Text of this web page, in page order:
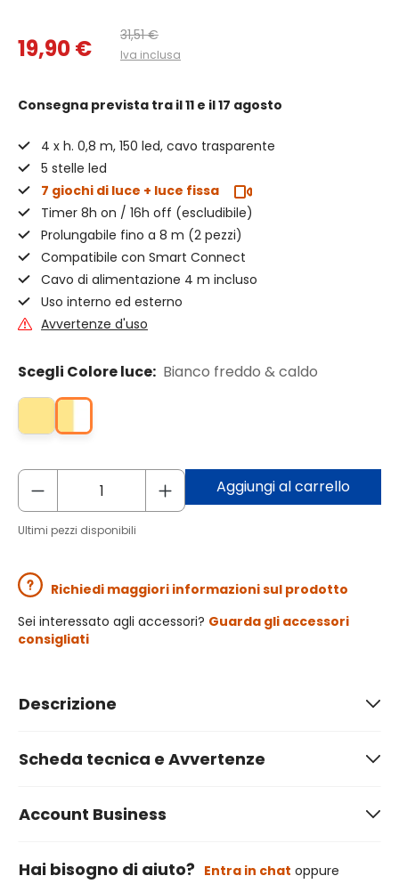
19,90 € 31,51 €
Iva inclusa
Consegna prevista tra il 11 e il 17 agosto
4 x h. 0,8 m, 150 led, cavo trasparente
5 stelle led
7 giochi di luce + luce fissa
Timer 8h on / 16h off (escludibile)
Prolungabile fino a 8 m (2 pezzi)
Compatibile con Smart Connect
Cavo di alimentazione 4 m incluso
Uso interno ed esterno
Avvertenze d'uso
Scegli Colore luce: Bianco freddo & caldo
Aggiungi al carrello
Ultimi pezzi disponibili
Richiedi maggiori informazioni sul prodotto
Sei interessato agli accessori? Guarda gli accessori
consigliati
Descrizione
Scheda tecnica e Avvertenze
Account Business
Hai bisogno di aiuto? Entra in chat oppure